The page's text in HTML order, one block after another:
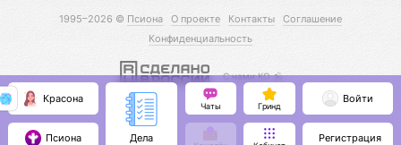
1995–2026 © Псиона О проекте Контакты
Соглашение
Конфиденциальность
С нами КО 🕉️
Красона
Псиона Дела
Чаты Гринд
Войти
Регистрация